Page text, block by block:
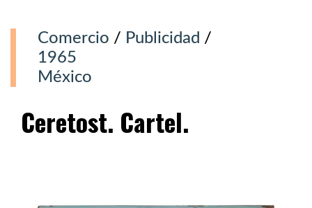
Comercio / Publicidad /
1965
México
Ceretost. Cartel.